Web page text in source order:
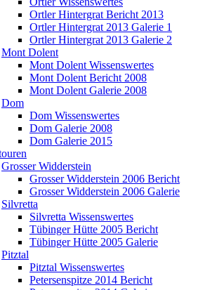
Ortler Hintergrat Bericht 2013
Ortler Hintergrat 2013 Galerie 1
Ortler Hintergrat 2013 Galerie 2
Mont Dolent
Mont Dolent Wissenswertes
Mont Dolent Bericht 2008
Mont Dolent Galerie 2008
Dom
Dom Wissenswertes
Dom Galerie 2008
Dom Galerie 2015
Grosser Widderstein
Grosser Widderstein 2006 Bericht
Grosser Widderstein 2006 Galerie
Silvretta
Silvretta Wissenswertes
Tübinger Hütte 2005 Bericht
Tübinger Hütte 2005 Galerie
Pitztal
Pitztal Wissenswertes
Petersenspitze 2014 Bericht